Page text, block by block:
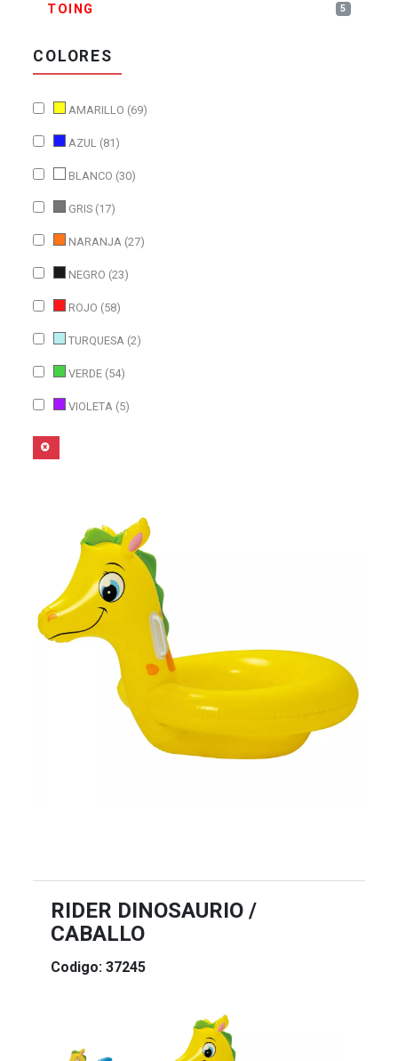
TOING 5
COLORES
AMARILLO (69)
AZUL (81)
BLANCO (30)
GRIS (17)
NARANJA (27)
NEGRO (23)
ROJO (58)
TURQUESA (2)
VERDE (54)
VIOLETA (5)
RIDER DINOSAURIO /
CABALLO
Codigo: 37245